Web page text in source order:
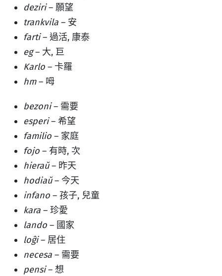
deziri– 願望
trankvila – 安
farti– 過活, 康泰
eg– 大, 巨
Karlo – 卡羅
hm– 呣
bezoni– 需要
esperi– 希望
familio – 家庭
fojo – 有時, 次
hieraŭ– 昨天
hodiaŭ– 今天
infano – 孩子, 兒童
kara – 珍愛
lando – 國家
loĝi– 居住
necesa – 需要
pensi– 想